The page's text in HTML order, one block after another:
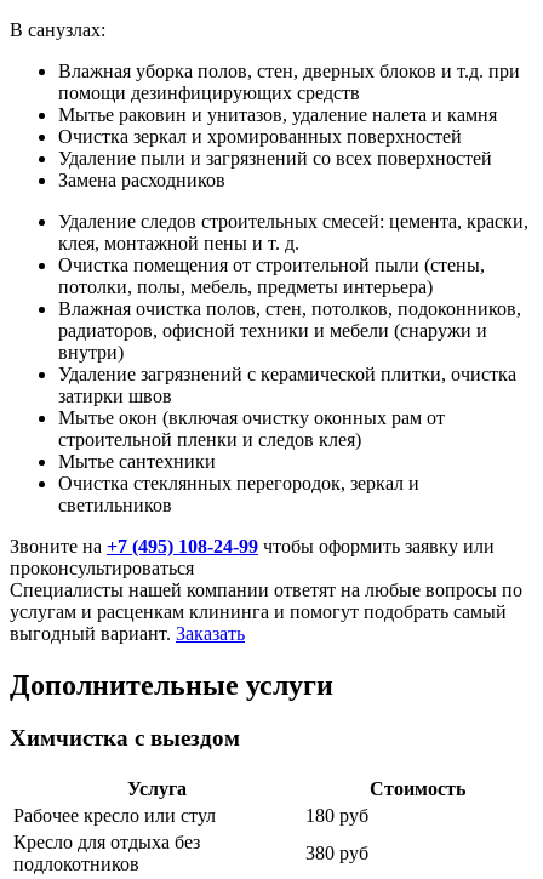
В санузлах:
Влажная уборка полов, стен, дверных блоков и т.д. при
помощи дезинфицирующих средств
Мытье раковин и унитазов, удаление налета и камня
Очистка зеркал и хромированных поверхностей
Удаление пыли и загрязнений со всех поверхностей
Замена расходников
Удаление следов строительных смесей: цемента, краски,
клея, монтажной пены и т. д.
Очистка помещения от строительной пыли (стены,
потолки, полы, мебель, предметы интерьера)
Влажная очистка полов, стен, потолков, подоконников,
радиаторов, офисной техники и мебели (снаружи и
внутри)
Удаление загрязнений с керамической плитки, очистка
затирки швов
Мытье окон (включая очистку оконных рам от
строительной пленки и следов клея)
Мытье сантехники
Очистка стеклянных перегородок, зеркал и
светильников
Звоните на +7 (495) 108-24-99 чтобы оформить заявку или
проконсультироваться
Специалисты нашей компании ответят на любые вопросы по
услугам и расценкам клининга и помогут подобрать самый
выгодный вариант. Заказать
Дополнительные услуги
Химчистка с выездом
Услуга
Стоимость
Рабочее кресло или стул
180 руб
Кресло для отдыха без
подлокотников
380 руб